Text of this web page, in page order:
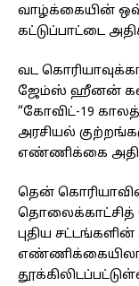
வாழ்க்கையின்
கட்டுப்பாட்டை
வட
ஜேம்ஸ் ஹீனன்
“கோவிட்-19
அரசியல்
எண்ணிக்கை
தென் கொரியாவின்
தொலைக்காட்சித்
புதிய சட்டங்களின்